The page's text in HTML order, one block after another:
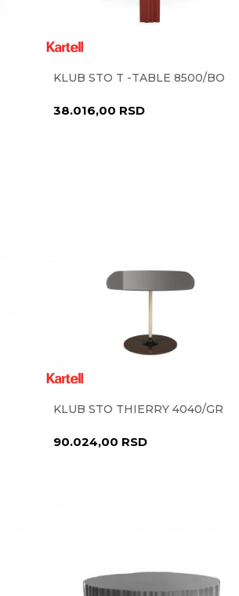
KLUB STO T -TABLE 8500/BO
38.016,00 RSD
KLUB STO THIERRY 4040/GR
90.024,00 RSD